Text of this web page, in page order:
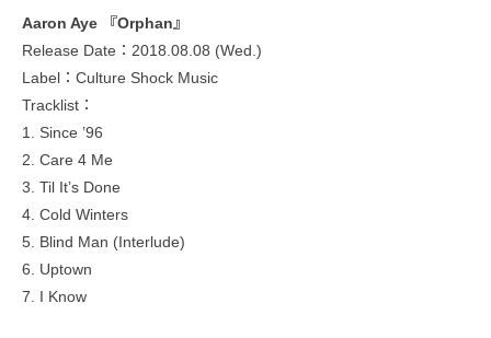
Aaron Aye 『Orphan』
Release Date：2018.08.08 (Wed.)
Label：Culture Shock Music
Tracklist：
1. Since ’96
2. Care 4 Me
3. Til It’s Done
4. Cold Winters
5. Blind Man (Interlude)
6. Uptown
7. I Know